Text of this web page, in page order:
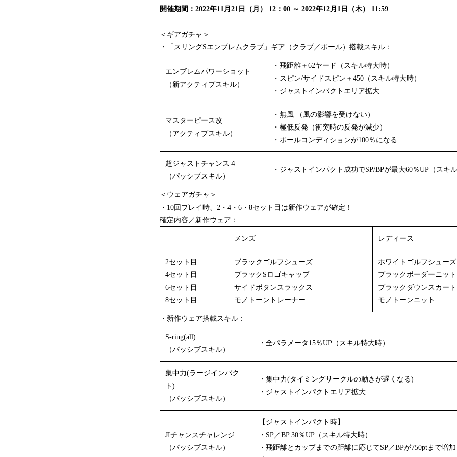
開催期間：2022年11月21日（月） 12：00 ～ 2022年12月1日（木） 11:59
＜ギアガチャ＞
・「スリングSエンブレムクラブ」ギア（クラブ／ボール）搭載スキル：
エンブレムパワーショット
（新アクティブスキル）
・飛距離＋62ヤード（スキル特大時）
・スピン/サイドスピン＋450（スキル特大時）
・ジャストインパクトエリア拡大
マスターピース改
（アクティブスキル）
・無風 （風の影響を受けない）
・極低反発（衝突時の反発が減少）
・ボールコンディションが100％になる
超ジャストチャンス４
（パッシブスキル）
・ジャストインパクト成功でSP/BPが最大60％UP（スキル
＜ウェアガチャ＞
・10回プレイ時、2・4・6・8セット目は新作ウェアが確定！
確定内容／新作ウェア：
メンズ レディース
2セット目
4セット目
6セット目
8セット目
ブラックゴルフシューズ
ブラックSロゴキャップ
サイドボタンスラックス
モノトーントレーナー
ホワイトゴルフシューズ
ブラックボーダーニット
ブラックダウンスカート
モノトーンニット
・新作ウェア搭載スキル：
S-ring(all)
（パッシブスキル）
・全パラメータ15％UP（スキル特大時）
集中力(ラージインパク
ト)
（パッシブスキル）
・集中力(タイミングサークルの動きが遅くなる)
・ジャストインパクトエリア拡大
JIチャンスチャレンジ
（パッシブスキル）
【ジャストインパクト時】
・SP／BP 30％UP（スキル特大時）
・飛距離とカップまでの距離に応じてSP／BPが750ptまで増